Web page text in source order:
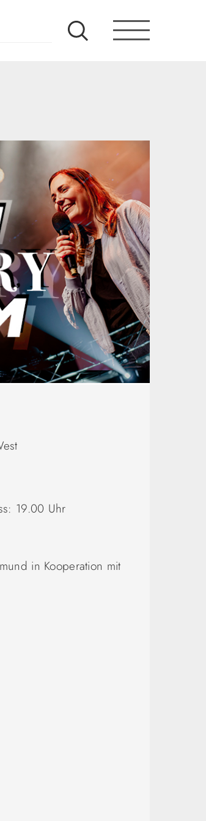
19.00 Uhr
in Kooperation mit